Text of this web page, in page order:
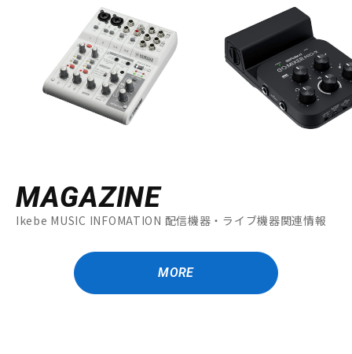
MAGAZINE
Ikebe MUSIC INFOMATION 配信機器・ライブ機器関連情報
MORE